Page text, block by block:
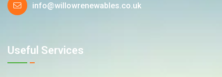
info@willowrenewables.co.uk
Useful Services